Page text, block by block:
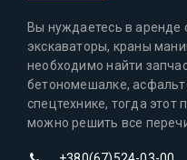
Вы нуждаетесь в аренде
экскаваторы, краны
необходимо найти
бетономешалке,
спецтехнике, тогда этот
можно решить все